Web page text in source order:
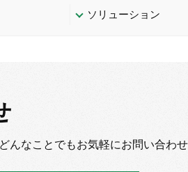
ソリューション
どんなことでもお気軽にお問い合わせ